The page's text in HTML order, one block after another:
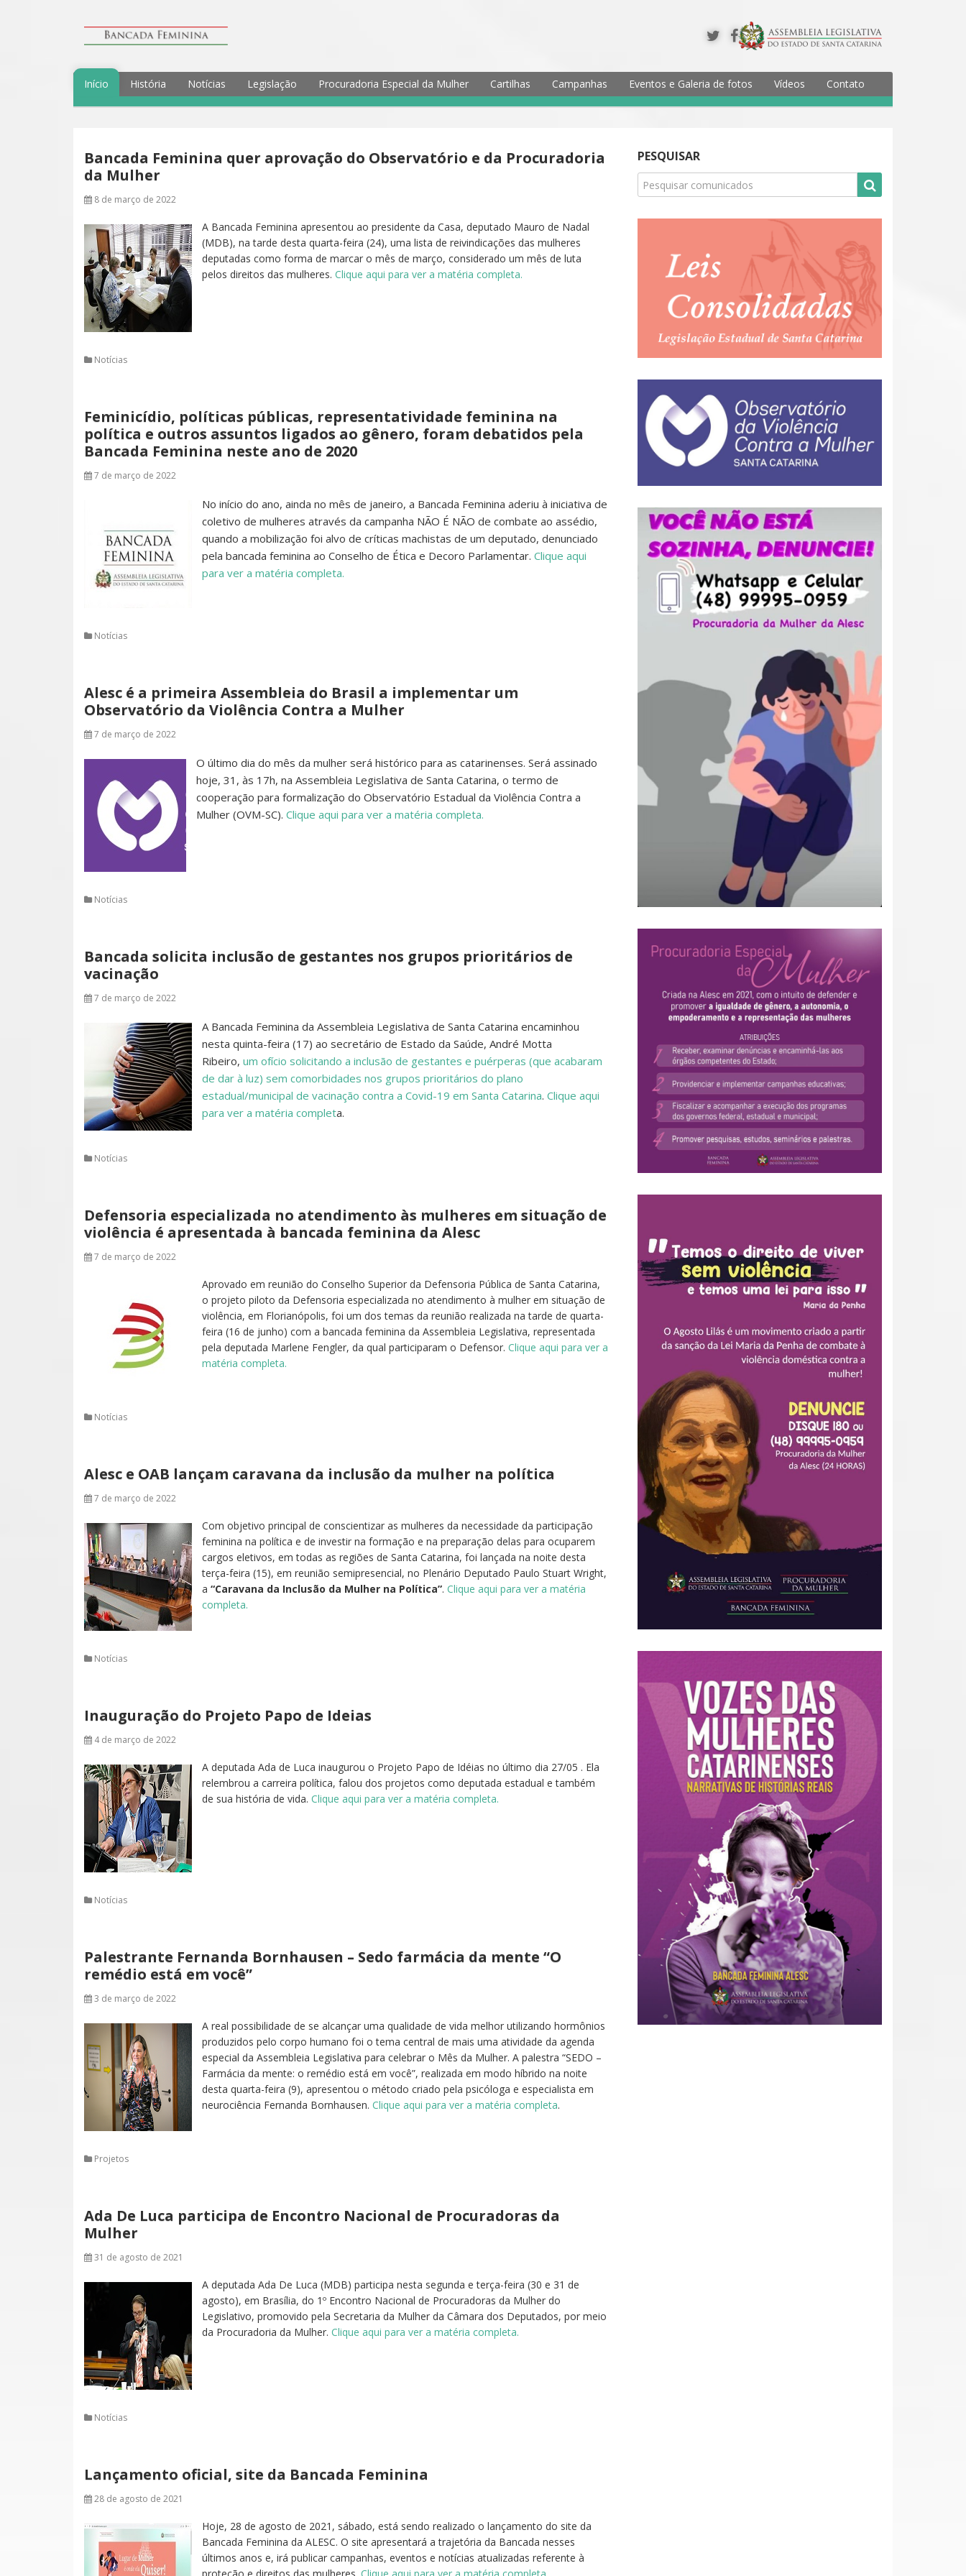
Início História Notícias Legislação Procuradoria Especial da Mulher Cartilhas Campanhas Eventos e Galeria de fotos Vídeos Contato
Bancada Feminina quer aprovação do Observatório e da Procuradoria
da Mulher
8 de março de 2022
A Bancada Feminina apresentou ao presidente da Casa, deputado Mauro de Nadal
(MDB), na tarde desta quarta-feira (24), uma lista de reivindicações das mulheres
deputadas como forma de marcar o mês de março, considerado um mês de luta
pelos direitos das mulheres. Clique aqui para ver a matéria completa.
Notícias
Feminicídio, políticas públicas, representatividade feminina na
política e outros assuntos ligados ao gênero, foram debatidos pela
Bancada Feminina neste ano de 2020
7 de março de 2022
No início do ano, ainda no mês de janeiro, a Bancada Feminina aderiu à iniciativa de
coletivo de mulheres através da campanha NÃO É NÃO de combate ao assédio,
quando a mobilização foi alvo de críticas machistas de um deputado, denunciado
pela bancada feminina ao Conselho de Ética e Decoro Parlamentar. Clique aqui
para ver a matéria completa.
Notícias
Alesc é a primeira Assembleia do Brasil a implementar um
Observatório da Violência Contra a Mulher
7 de março de 2022
O último dia do mês da mulher será histórico para as catarinenses. Será assinado
hoje, 31, às 17h, na Assembleia Legislativa de Santa Catarina, o termo de
cooperação para formalização do Observatório Estadual da Violência Contra a
Mulher (OVM-SC). Clique aqui para ver a matéria completa.
Notícias
Bancada solicita inclusão de gestantes nos grupos prioritários de
vacinação
7 de março de 2022
A Bancada Feminina da Assembleia Legislativa de Santa Catarina encaminhou
nesta quinta-feira (17) ao secretário de Estado da Saúde, André Motta
Ribeiro, um ofício solicitando a inclusão de gestantes e puérperas (que acabaram
de dar à luz) sem comorbidades nos grupos prioritários do plano
estadual/municipal de vacinação contra a Covid-19 em Santa Catarina. Clique aqui
para ver a matéria completa.
Notícias
Defensoria especializada no atendimento às mulheres em situação de
violência é apresentada à bancada feminina da Alesc
7 de março de 2022
Aprovado em reunião do Conselho Superior da Defensoria Pública de Santa Catarina,
o projeto piloto da Defensoria especializada no atendimento à mulher em situação de
violência, em Florianópolis, foi um dos temas da reunião realizada na tarde de quarta-
feira (16 de junho) com a bancada feminina da Assembleia Legislativa, representada
pela deputada Marlene Fengler, da qual participaram o Defensor. Clique aqui para ver a
matéria completa.
Notícias
Alesc e OAB lançam caravana da inclusão da mulher na política
7 de março de 2022
Com objetivo principal de conscientizar as mulheres da necessidade da participação
feminina na política e de investir na formação e na preparação delas para ocuparem
cargos eletivos, em todas as regiões de Santa Catarina, foi lançada na noite desta
terça-feira (15), em reunião semipresencial, no Plenário Deputado Paulo Stuart Wright,
a “Caravana da Inclusão da Mulher na Política”. Clique aqui para ver a matéria
completa.
Notícias
Inauguração do Projeto Papo de Ideias
4 de março de 2022
A deputada Ada de Luca inaugurou o Projeto Papo de Idéias no último dia 27/05 . Ela
relembrou a carreira política, falou dos projetos como deputada estadual e também
de sua história de vida. Clique aqui para ver a matéria completa.
Notícias
Palestrante Fernanda Bornhausen – Sedo farmácia da mente “O
remédio está em você”
3 de março de 2022
A real possibilidade de se alcançar uma qualidade de vida melhor utilizando hormônios
produzidos pelo corpo humano foi o tema central de mais uma atividade da agenda
especial da Assembleia Legislativa para celebrar o Mês da Mulher. A palestra “SEDO –
Farmácia da mente: o remédio está em você”, realizada em modo híbrido na noite
desta quarta-feira (9), apresentou o método criado pela psicóloga e especialista em
neurociência Fernanda Bornhausen. Clique aqui para ver a matéria completa.
Projetos
Ada De Luca participa de Encontro Nacional de Procuradoras da
Mulher
31 de agosto de 2021
A deputada Ada De Luca (MDB) participa nesta segunda e terça-feira (30 e 31 de
agosto), em Brasília, do 1º Encontro Nacional de Procuradoras da Mulher do
Legislativo, promovido pela Secretaria da Mulher da Câmara dos Deputados, por meio
da Procuradoria da Mulher. Clique aqui para ver a matéria completa.
Notícias
Lançamento oficial, site da Bancada Feminina
28 de agosto de 2021
Hoje, 28 de agosto de 2021, sábado, está sendo realizado o lançamento do site da
Bancada Feminina da ALESC. O site apresentará a trajetória da Bancada nesses
últimos anos e, irá publicar campanhas, eventos e notícias atualizadas referente à
PESQUISAR